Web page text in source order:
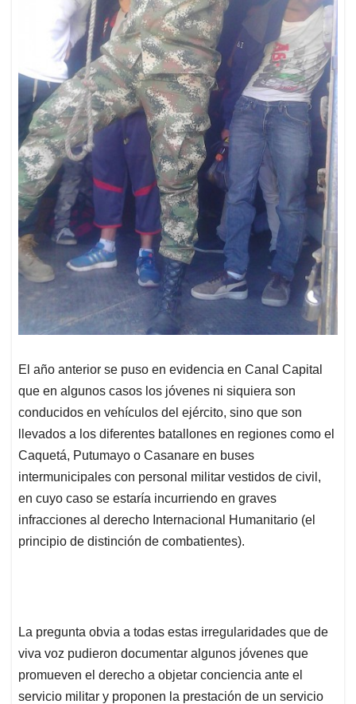
El año anterior se puso en evidencia en Canal Capital
que en algunos casos los jóvenes ni siquiera son
conducidos en vehículos del ejército, sino que son
llevados a los diferentes batallones en regiones como el
Caquetá, Putumayo o Casanare en buses
intermunicipales con personal militar vestidos de civil,
en cuyo caso se estaría incurriendo en graves
infracciones al derecho Internacional Humanitario (el
principio de distinción de combatientes).
La pregunta obvia a todas estas irregularidades que de
viva voz pudieron documentar algunos jóvenes que
promueven el derecho a objetar conciencia ante el
servicio militar y proponen la prestación de un servicio